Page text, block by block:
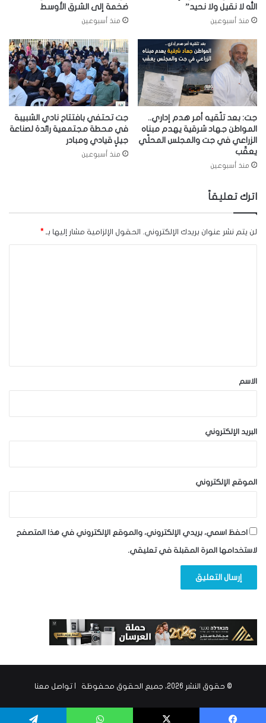
الله لا نقيل ولا نحيد”
منذ أسبوعين
ضخمة إلى الشرق الأوسط
منذ أسبوعين
جت: بعد تلّقيه أمر هدم إداري..
المواطن جهاد شرقية يهدم مبناه
الزراعي في جت والمجلس المحلّي
يعقّب
منذ أسبوعين
جت تحتفي بافتتاح نادي الشبيبة
في محطة مجتمعية رائدة لصناعة
جيلٍ قيادي ومبادر
منذ أسبوعين
اترك تعليقاً
لن يتم نشر عنوان بريدك الإلكتروني. الحقول الإلزامية مشار إليها بـ *
*الاسم
البريد الإلكتروني
الموقع الإلكتروني
احفظ اسمي، بريدي الإلكتروني، والموقع الإلكتروني في هذا المتصفح
لاستخدامها المرة المقبلة في تعليقي.
© حقوق النشر 2026، جميع الحقوق محفوظة | تواصل معنا